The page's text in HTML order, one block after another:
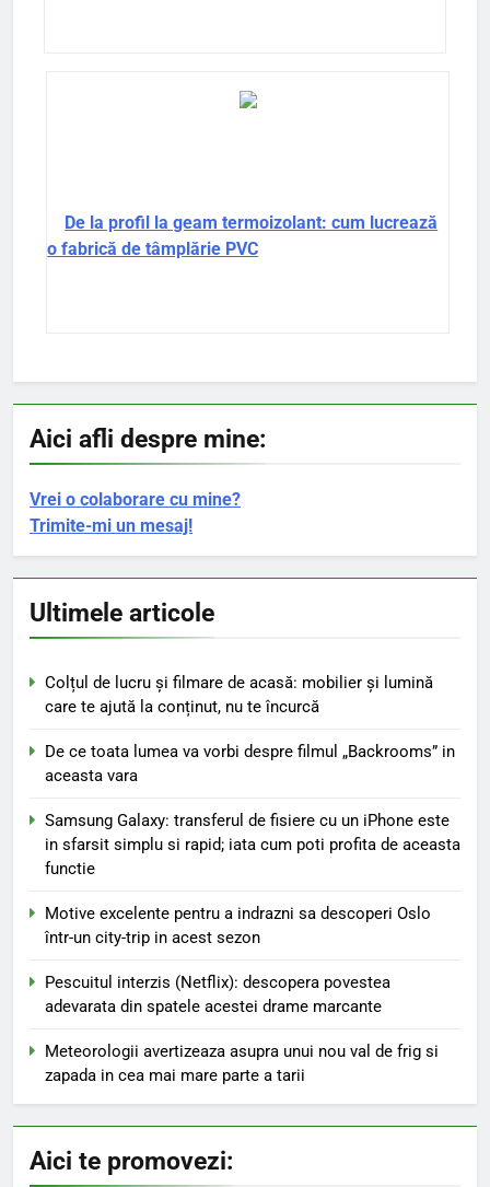
De la profil la geam termoizolant: cum lucrează
o fabrică de tâmplărie PVC
Aici afli despre mine:
Vrei o colaborare cu mine?
Trimite-mi un mesaj!
Ultimele articole
Colțul de lucru și filmare de acasă: mobilier și lumină
care te ajută la conținut, nu te încurcă
De ce toata lumea va vorbi despre filmul „Backrooms” in
aceasta vara
Samsung Galaxy: transferul de fisiere cu un iPhone este
in sfarsit simplu si rapid; iata cum poti profita de aceasta
functie
Motive excelente pentru a indrazni sa descoperi Oslo
într-un city-trip in acest sezon
Pescuitul interzis (Netflix): descopera povestea
adevarata din spatele acestei drame marcante
Meteorologii avertizeaza asupra unui nou val de frig si
zapada in cea mai mare parte a tarii
Aici te promovezi: